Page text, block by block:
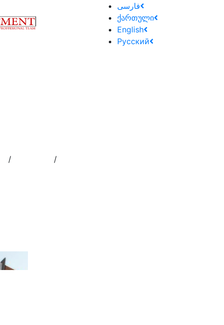
فارسی
ქართული
English
Русский
/
/